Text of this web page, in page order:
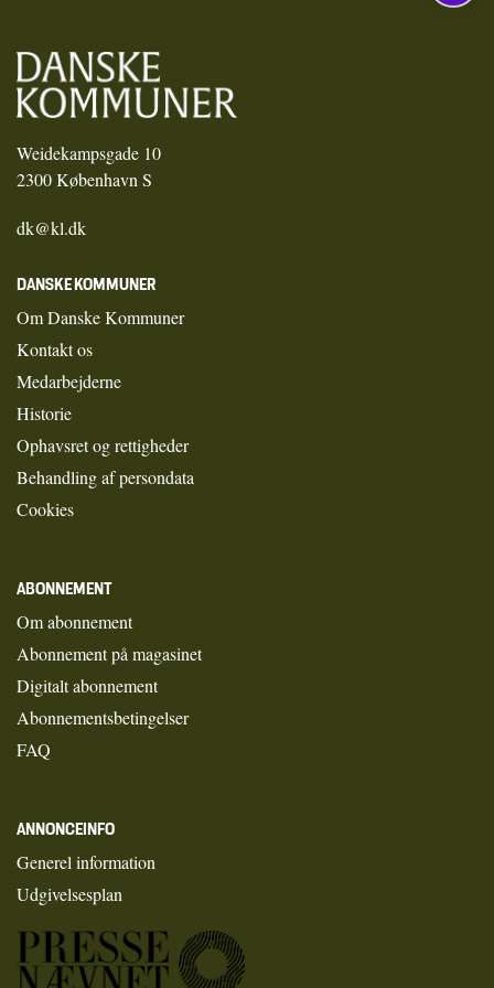
Weidekampsgade 10
2300 København S
dk@kl.dk
DANSKE KOMMUNER
Om Danske Kommuner
Kontakt os
Medarbejderne
Historie
Ophavsret og rettigheder
Behandling af persondata
Cookies
ABONNEMENT
Om abonnement
Abonnement på magasinet
Digitalt abonnement
Abonnementsbetingelser
FAQ
ANNONCEINFO
Generel information
Udgivelsesplan